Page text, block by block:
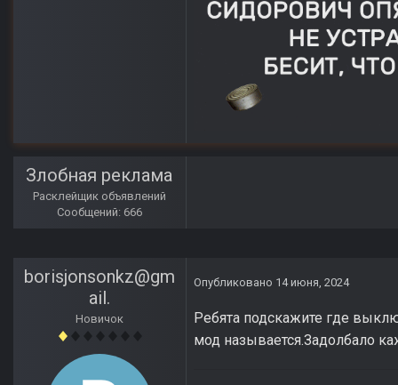
Злобная реклама
Расклейщик объявлений
Сообщений: 666
borisjonsonkz@gm
ail.
Новичок
Опубликовано 14 июня, 2024
Ребята подскажите где
мод называется.Задолбало